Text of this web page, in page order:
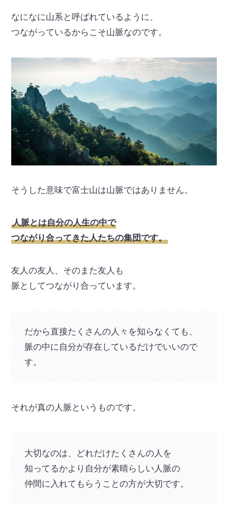
なになに山系と呼ばれているように、
つながっているからこそ山脈なのです。
そうした意味で富士山は山脈ではありません。
人脈とは自分の人生の中で
つながり合ってきた人たちの集団です。
友人の友人、そのまた友人も
脈としてつながり合っています。
だから直接たくさんの人々を知らなくても、
脈の中に自分が存在しているだけでいいので
す。
それが真の人脈というものです。
大切なのは、どれだけたくさんの人を
知ってるかより自分が素晴らしい人脈の
仲間に入れてもらうことの方が大切です。